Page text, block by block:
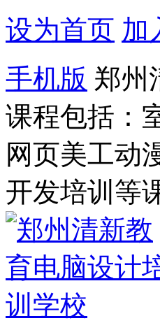
设为首页 加
手机版 郑州
课程包括：
网页美工动
开发培训等